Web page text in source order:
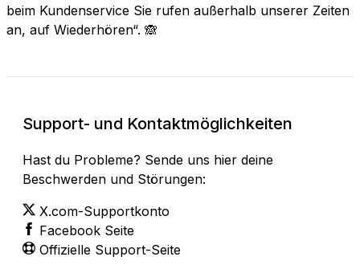
beim Kundenservice Sie rufen außerhalb unserer Zeiten
an, auf Wiederhören“. 🙈
Support- und Kontaktmöglichkeiten
Hast du Probleme? Sende uns hier deine
Beschwerden und Störungen:
X.com-Supportkonto
Facebook Seite
Offizielle Support-Seite